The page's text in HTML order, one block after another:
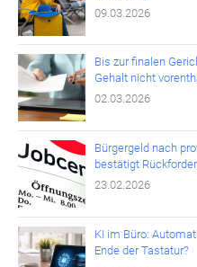
09.03.2026
Bis zur finalen
Gehalt nicht
02.03.2026
Bürgergeld nach
bestätigt
23.02.2026
KI im Büro:
Ende der Tastatur?